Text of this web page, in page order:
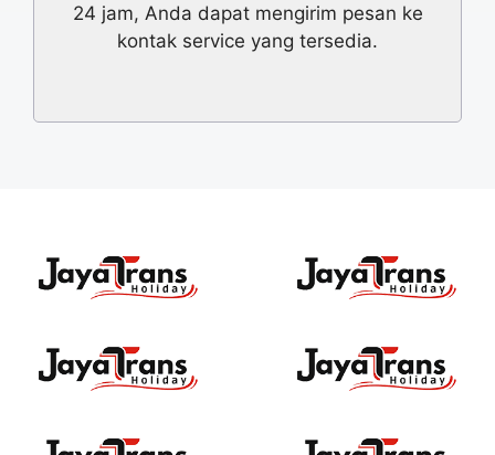
24 jam, Anda dapat mengirim pesan ke
kontak service yang tersedia.